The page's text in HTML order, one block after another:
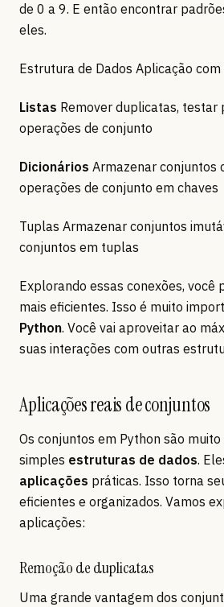
de 0 a 9. E então encontrar
eles.
Estrutura de Dados Aplicação com
Listas Remover duplicatas, testar
operações de conjunto
Dicionários Armazenar conjuntos
operações de conjunto em chaves
Tuplas Armazenar conjuntos
conjuntos em tuplas
Explorando essas conexões, você
mais eficientes. Isso é muito
Python. Você vai aproveitar ao
suas interações com outras
Aplicações reais de conjuntos
Os conjuntos em Python são muito
simples estruturas de dados.
aplicações práticas. Isso torna
eficientes e organizados. Vamos
aplicações:
Remoção de duplicatas
Uma grande vantagem dos